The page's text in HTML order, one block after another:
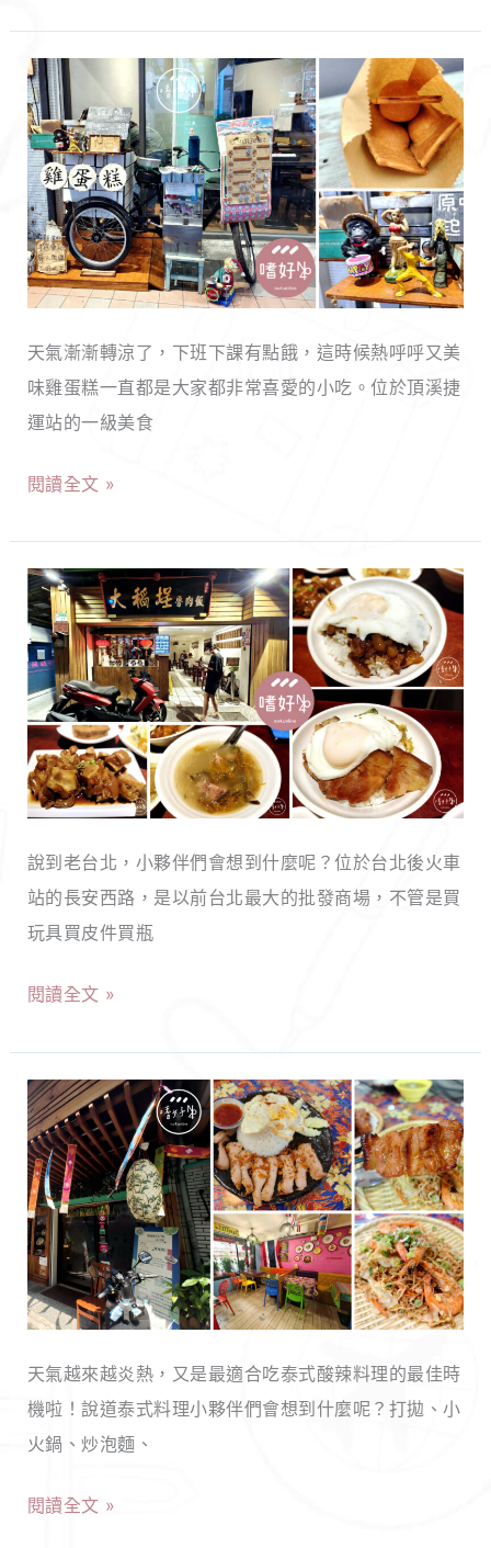
仔
麵
+黯
然
消
魂
麵，
公
港
料
理！
天氣漸漸轉涼了，下班下課有點餓，這時候熱呼呼又美
味雞蛋糕一直都是大家都非常喜愛的小吃。位於頂溪捷
運站的一級美食
【新
北
永
和】
無
名
雞
糕
｜
每
限
雞
蛋
糕
小
攤，
單
次
限
排
就
吃
不
到！
閱讀全文 »
說到老台北，小夥伴們會想到什麼呢？位於台北後火車
站的長安西路，是以前台北最大的批發商場，不管是買
玩具買皮件買瓶
【台
北
大
同】
大
稻
埕
肉
飯
｜
仔
超
經
典
美
食，
一
甲
子
美
閱讀全文 »
天氣越來越炎熱，又是最適合吃泰式酸辣料理的最佳時
機啦！說道泰式料理小夥伴們會想到什麼呢？打拋、小
火鍋、炒泡麵、
【新
北
中
和】
泰
可
愛
式
料
理
泰
閱讀全文 »